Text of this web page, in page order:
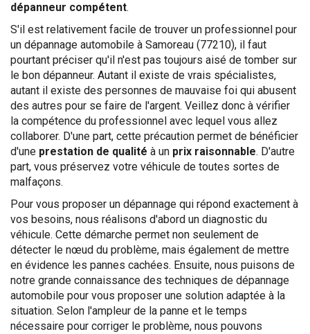
dépanneur compétent.
S'il est relativement facile de trouver un professionnel pour
un dépannage automobile à Samoreau (77210), il faut
pourtant préciser qu'il n'est pas toujours aisé de tomber sur
le bon dépanneur. Autant il existe de vrais spécialistes,
autant il existe des personnes de mauvaise foi qui abusent
des autres pour se faire de l'argent. Veillez donc à vérifier
la compétence du professionnel avec lequel vous allez
collaborer. D'une part, cette précaution permet de bénéficier
d'une prestation de qualité à un prix raisonnable. D'autre
part, vous préservez votre véhicule de toutes sortes de
malfaçons.
Pour vous proposer un dépannage qui répond exactement à
vos besoins, nous réalisons d'abord un diagnostic du
véhicule. Cette démarche permet non seulement de
détecter le nœud du problème, mais également de mettre
en évidence les pannes cachées. Ensuite, nous puisons de
notre grande connaissance des techniques de dépannage
automobile pour vous proposer une solution adaptée à la
situation. Selon l'ampleur de la panne et le temps
nécessaire pour corriger le problème, nous pouvons